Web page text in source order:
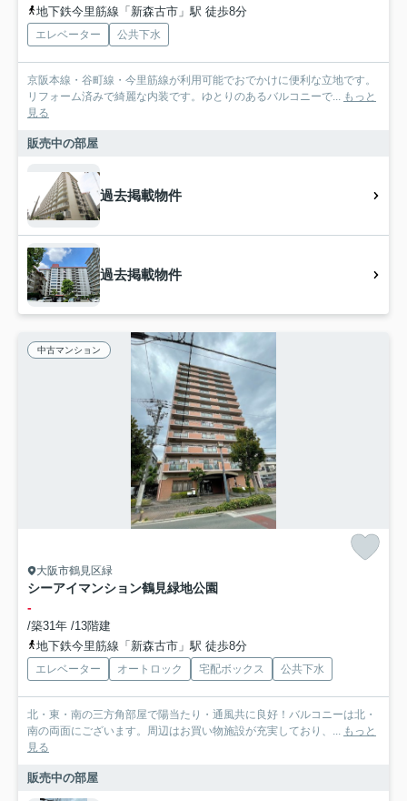
地下鉄今里筋線「新森古市」駅 徒歩8分
エレベーター 公共下水
京阪本線・谷町線・今里筋線が利用可能でおでかけに便利な立地です。
リフォーム済みで綺麗な内装です。ゆとりのあるバルコニーで... もっと
見る
販売中の部屋
過去掲載物件
過去掲載物件
中古マンション
大阪市鶴見区緑
シーアイマンション鶴見緑地公園
-
/築31年 /13階建
地下鉄今里筋線「新森古市」駅 徒歩8分
エレベーター オートロック 宅配ボックス 公共下水
北・東・南の三方角部屋で陽当たり・通風共に良好！バルコニーは北・
南の両面にございます。周辺はお買い物施設が充実しており、...
もっと
見る
販売中の部屋